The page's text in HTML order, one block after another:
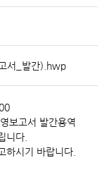
서_발간).hwp
보고서 발간용역
니다.
하시기 바랍니다.